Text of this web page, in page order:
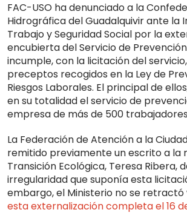
FAC-USO ha denunciado a la
Hidrográfica del Guadalquivir ante la
Trabajo y Seguridad Social por la
encubierta del Servicio de
incumple, con la licitación del
preceptos recogidos en la Ley de
Riesgos Laborales. El principal de
en su totalidad el servicio de
empresa de más de 500
La Federación de Atención a la
remitido previamente un escrito a la
Transición Ecológica, Teresa Ribera,
irregularidad que suponía esta
embargo, el Ministerio no se retractó
esta externalización completa el 16